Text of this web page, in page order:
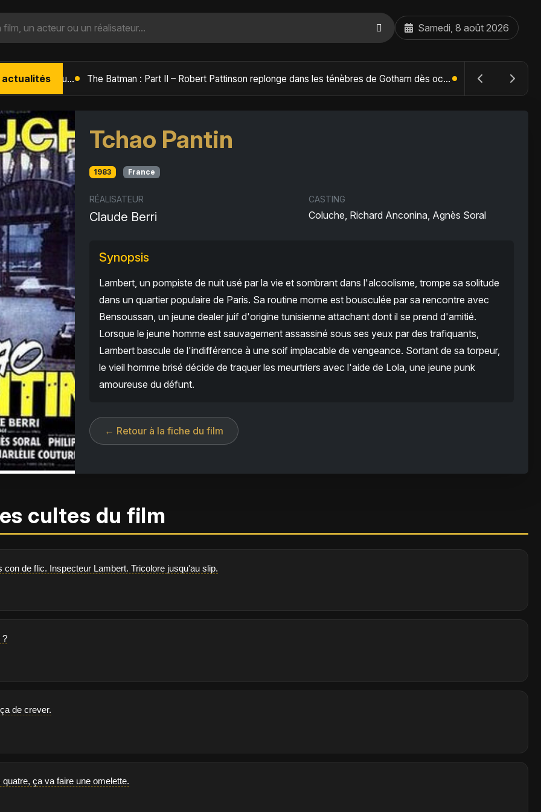
Samedi, 8 août 2026
actualités L'Âge de Glace : Le Réveil du Volcan – Manny, Sid et Diego de retour pour une aventure explosive The Batman : Part II – Robert Pattinson replonge dans les ténèbres de Gotham dès octobre 2027
Tchao Pantin
1983 France
RÉALISATEUR
Claude Berri
CASTING
Coluche, Richard Anconina, Agnès Soral
Synopsis
Lambert, un pompiste de nuit usé par la vie et sombrant dans l'alcoolisme, trompe sa solitude
dans un quartier populaire de Paris. Sa routine morne est bousculée par sa rencontre avec
Bensoussan, un jeune dealer juif d'origine tunisienne attachant dont il se prend d'amitié.
Lorsque le jeune homme est sauvagement assassiné sous ses yeux par des trafiquants,
Lambert bascule de l'indifférence à une soif implacable de vengeance. Sortant de sa torpeur,
le vieil homme brisé décide de traquer les meurtriers avec l'aide de Lola, une jeune punk
amoureuse du défunt.
← Retour à la fiche du film
cultes du film
con de flic. Inspecteur Lambert. Tricolore jusqu'au slip.
?
de crever.
ça va faire une omelette.